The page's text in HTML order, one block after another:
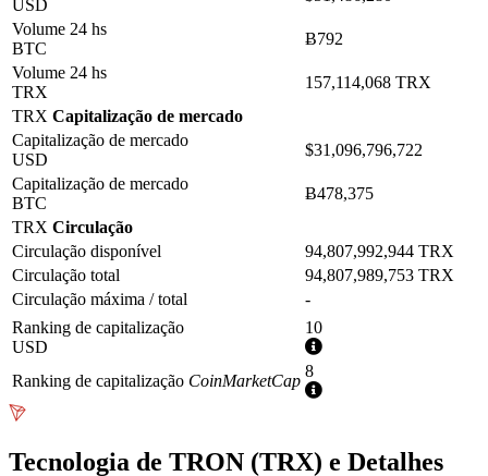
USD
Volume 24 hs
BTC
Ƀ792
Volume 24 hs
TRX
157,114,068 TRX
TRX Capitalização de mercado
Capitalização de mercado
USD
$31,096,796,722
Capitalização de mercado
BTC
Ƀ478,375
TRX Circulação
Circulação disponível
94,807,992,944 TRX
Circulação total
94,807,989,753 TRX
Circulação máxima / total
-
Ranking de capitalização
USD
10
Mais
Ranking de capitalização CoinMarketCap
8
Mais
Tecnologia de TRON (TRX) e Detalhes